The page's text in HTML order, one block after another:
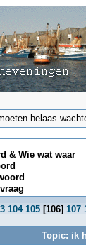
helaas
& Wie wat waar
104 105[106] 107
Topic: ik